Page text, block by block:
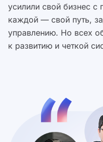
усилили свой бизнес
каждой — свой путь,
управлению. Но всех
к развитию и четкой